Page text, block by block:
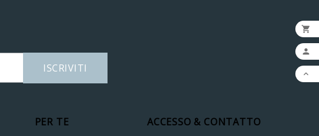
ISCRIVITI
PER TE ACCESSO & CONTATTO


